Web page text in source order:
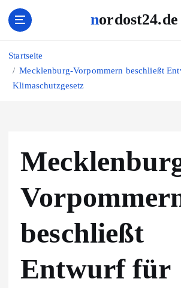
l
nordost24.de
Startseite
Mecklenburg-Vorpommern beschließt
Klimaschutzgesetz
beschließt
Entwurf für